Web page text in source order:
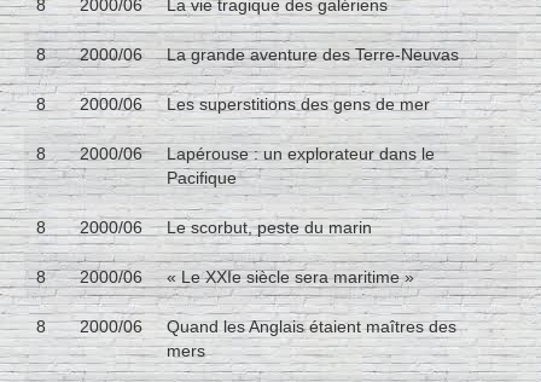
8 2000/06 La vie tragique des galériens
8 2000/06 La grande aventure des Terre-Neuvas
8 2000/06 Les superstitions des gens de mer
8 2000/06
Lapérouse : un explorateur dans le
Pacifique
8 2000/06 Le scorbut, peste du marin
8 2000/06 « Le XXIe siècle sera maritime »
8 2000/06
Quand les Anglais étaient maîtres des
mers